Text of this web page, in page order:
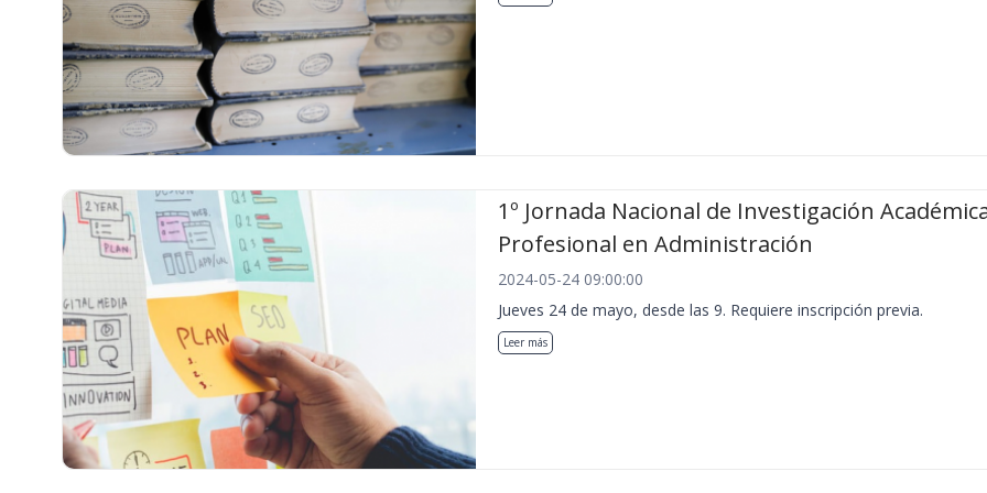
1º Jornada Nacional de Investigación
Profesional en Administración
2024-05-24 09:00:00
Jueves 24 de mayo, desde las 9. Requiere inscripción previa.
Leer más